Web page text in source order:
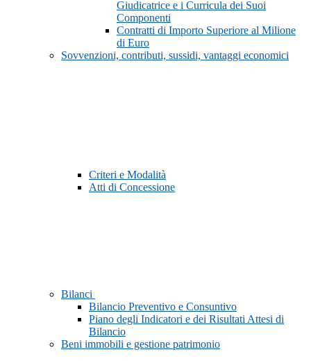
Giudicatrice e i Curricula dei Suoi
Componenti
Contratti di Importo Superiore al Milione
di Euro
Sovvenzioni, contributi, sussidi, vantaggi economici
Criteri e Modalità
Atti di Concessione
Bilanci
Bilancio Preventivo e Consuntivo
Piano degli Indicatori e dei Risultati Attesi di
Bilancio
Beni immobili e gestione patrimonio